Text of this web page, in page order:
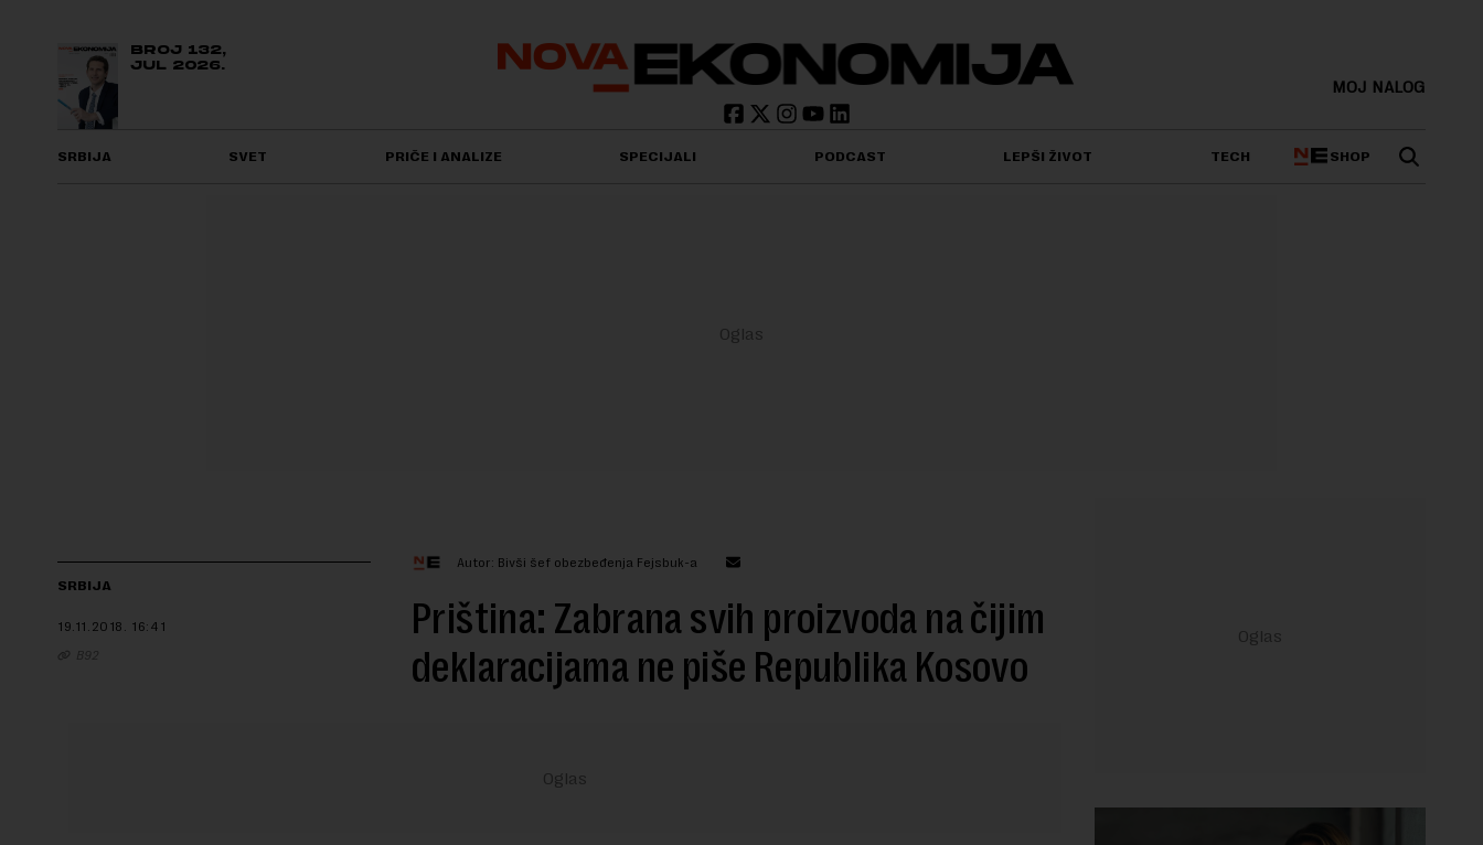
BROJ 132,
JUL 2026.
MOJ NALOG
SRBIJA SVET PRIČE I ANALIZE SPECIJALI PODCAST LEPŠI ŽIVOT TECH SHOP
SRBIJA
19.11.2018. 16:41
B92
Autor: Bivši šef obezbeđenja Fejsbuk-a
Priština: Zabrana svih proizvoda na čijim
deklaracijama ne piše Republika Kosovo